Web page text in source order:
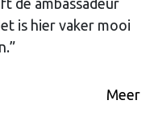
is hier vaker mooi
Meer